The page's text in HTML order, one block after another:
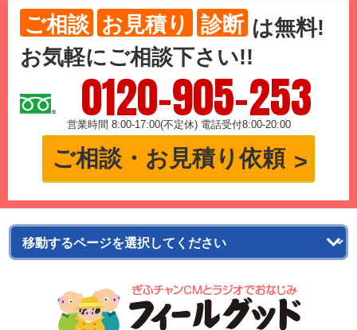
ご相談 お見積り 診断 は無料!
お気軽にご相談下さい!!
0120-905-253
営業時間 8:00-17:00(不定休) 電話受付8:00-20:00
ご相談・お見積り依頼